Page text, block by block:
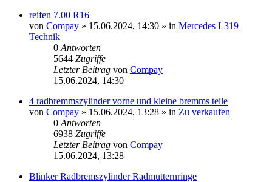
reifen 7.00 R16
von Compay » 15.06.2024, 14:30 » in Mercedes L319
Technik
0 Antworten
5644 Zugriffe
Letzter Beitrag von Compay
15.06.2024, 14:30
4 radbremmszylinder vorne und kleine bremms teile
von Compay » 15.06.2024, 13:28 » in Zu verkaufen
0 Antworten
6938 Zugriffe
Letzter Beitrag von Compay
15.06.2024, 13:28
Blinker Radbremszylinder Radmutternringe